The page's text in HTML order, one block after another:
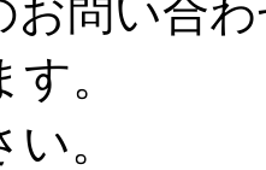
お問い合
。
。